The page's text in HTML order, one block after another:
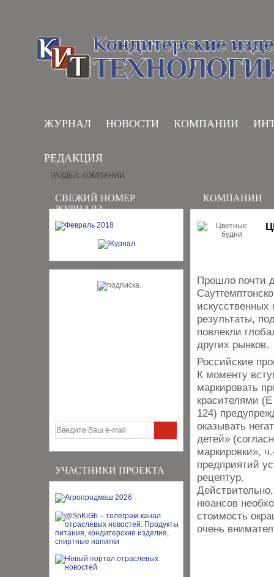
ЖУРНАЛ НОВОСТИ КОМПАНИИ
РЕДАКЦИЯ
СВЕЖИЙ НОМЕР
ЖУРНАЛА
УЧАСТНИКИ ПРОЕКТА
РАЗДЕЛ: КОМПАНИИ
КОМПАНИИ
Прошло почти
результаты,
повлекли
других рынков.
Российские
К моменту
маркировать
красителями
124)
оказывать
детей»
маркировки»,
предприятий
рецептур.
нюансов
стоимость
очень